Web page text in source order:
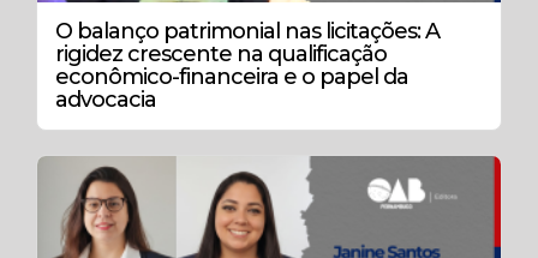
O balanço patrimonial nas licitações: A
rigidez crescente na qualificação
econômico-financeira e o papel da
advocacia